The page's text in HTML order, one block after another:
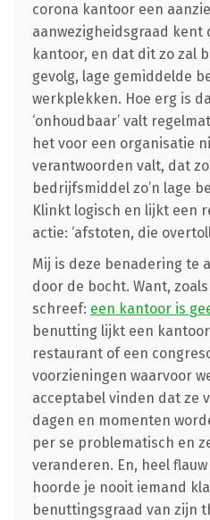
corona kantoor een
aanwezigheidsgraad
kantoor, en dat dit zo zal
gevolg, lage gemiddelde
werkplekken. Hoe erg is
‘onhoudbaar’ valt
het voor een organisatie
verantwoorden valt, dat
bedrijfsmiddel zo’n lage
Klinkt logisch en lijkt een
actie: ‘afstoten, die
Mij is deze benadering te
door de bocht. Want,
schreef: een kantoor is
benutting lijkt een
restaurant of een
voorzieningen waarvoor
acceptabel vinden dat ze
dagen en momenten
per se problematisch en
veranderen. En, heel
hoorde je nooit iemand
benuttingsgraad van zijn